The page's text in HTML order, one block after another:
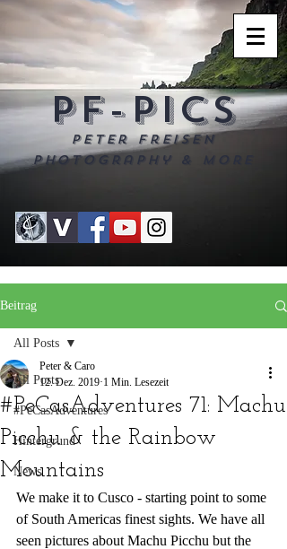
PF-PICS
Peter Freisen
Photography & more
Beitrag
All Posts
#PeCasAdventures
Hintergrund
News
All Posts
#PeCasAdventures 71: Machu
Picchu & the Rainbow
Mountains
Peter & Caro
12. Dez. 2019 1 Min. Lesezeit
We make it to Cusco - starting point to some
of South Americas finest sights. We have all
seen pictures about Machu Picchu but the